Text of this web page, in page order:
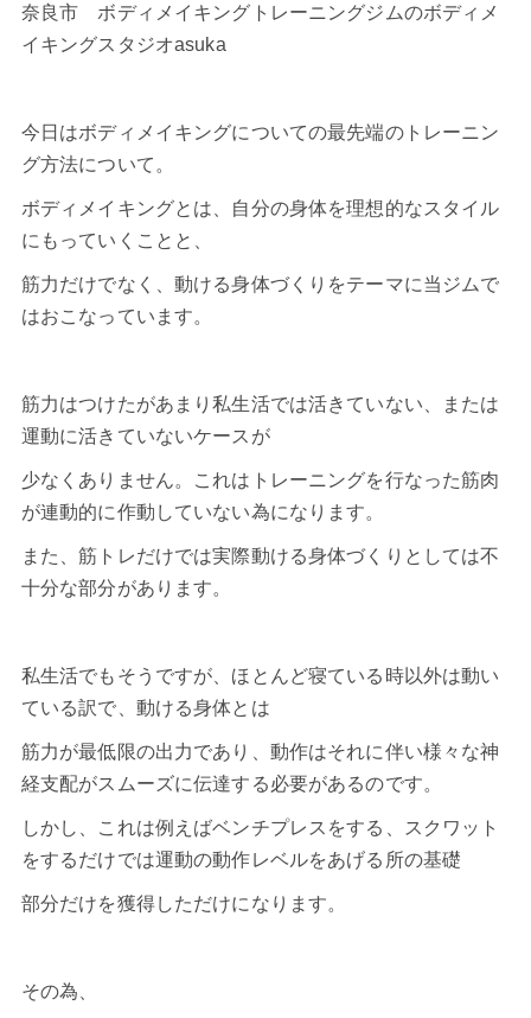
奈良市 ボディメイキングトレーニングジムのボディメ
イキングスタジオasuka
今日はボディメイキングについての最先端のトレーニン
グ方法について。
ボディメイキングとは、自分の身体を理想的なスタイル
にもっていくことと、
筋力だけでなく、動ける身体づくりをテーマに当ジムで
はおこなっています。
筋力はつけたがあまり私生活では活きていない、または
運動に活きていないケースが
少なくありません。これはトレーニングを行なった筋肉
が連動的に作動していない為になります。
また、筋トレだけでは実際動ける身体づくりとしては不
十分な部分があります。
私生活でもそうですが、ほとんど寝ている時以外は動い
ている訳で、動ける身体とは
筋力が最低限の出力であり、動作はそれに伴い様々な神
経支配がスムーズに伝達する必要があるのです。
しかし、これは例えばベンチプレスをする、スクワット
をするだけでは運動の動作レベルをあげる所の基礎
部分だけを獲得しただけになります。
その為、